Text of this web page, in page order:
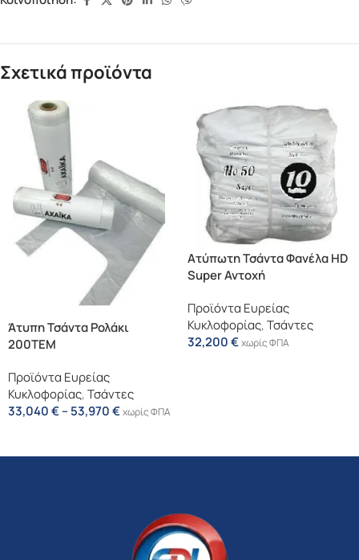
Σχετικά προϊόντα
Άτυπη Τσάντα Ρολάκι
200ΤΕΜ
Προϊόντα Ευρείας
Κυκλοφορίας,Τσάντες
33,040€–53,970€χωρίς ΦΠΑ
Ατύπωτη Τσάντα Φανέλα HD
Super Αντοχή
Προϊόντα Ευρείας
Κυκλοφορίας,Τσάντες
32,200€χωρίς ΦΠΑ